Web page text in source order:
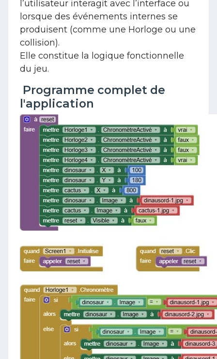
l’utilisateur interagit avec l’interface ou
lorsque des événements internes se
produisent (comme une Horloge ou une
collision).
Elle constitue la logique fonctionnelle
du jeu.
Programme complet de
l'application